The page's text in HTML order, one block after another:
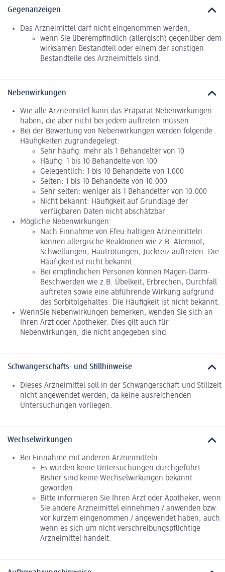
Gegenanzeigen
Das Arzneimittel darf nicht eingenommen werden,
wenn Sie überempfindlich (allergisch) gegenüber dem
wirksamen Bestandteil oder einem der sonstigen
Bestandteile des Arzneimittels sind.
Nebenwirkungen
Wie alle Arzneimittel kann das Präparat Nebenwirkungen
haben, die aber nicht bei jedem auftreten müssen
Bei der Bewertung von Nebenwirkungen werden folgende
Häufigkeiten zugrundegelegt:
Sehr häufig: mehr als 1 Behandelter von 10
Häufig: 1 bis 10 Behandelte von 100
Gelegentlich: 1 bis 10 Behandelte von 1.000
Selten: 1 bis 10 Behandelte von 10.000
Sehr selten: weniger als 1 Behandelter von 10.000
Nicht bekannt: Häufigkeit auf Grundlage der
verfügbaren Daten nicht abschätzbar
Mögliche Nebenwirkungen:
Nach Einnahme von Efeu-haltigen Arzneimitteln
können allergische Reaktionen wie z.B. Atemnot,
Schwellungen, Hautrötungen, Juckreiz auftreten. Die
Häufigkeit ist nicht bekannt.
Bei empfindlichen Personen können Magen-Darm-
Beschwerden wie z.B. Übelkeit, Erbrechen, Durchfall
auftreten sowie eine abführende Wirkung aufgrund
des Sorbitolgehaltes. Die Häufigkeit ist nicht bekannt.
WennSie Nebenwirkungen bemerken, wenden Sie sich an
Ihren Arzt oder Apotheker. Dies gilt auch für
Nebenwirkungen, die nicht angegeben sind.
Schwangerschafts- und Stillhinweise
Dieses Arzneimittel soll in der Schwangerschaft und Stillzeit
nicht angewendet werden, da keine ausreichenden
Untersuchungen vorliegen.
Wechselwirkungen
Bei Einnahme mit anderen Arzneimitteln:
Es wurden keine Untersuchungen durchgeführt.
Bisher sind keine Wechselwirkungen bekannt
geworden.
Bitte informieren Sie Ihren Arzt oder Apotheker, wenn
Sie andere Arzneimittel einnehmen / anwenden bzw.
vor kurzem eingenommen / angewendet haben, auch
wenn es sich um nicht verschreibungspflichtige
Arzneimittel handelt.